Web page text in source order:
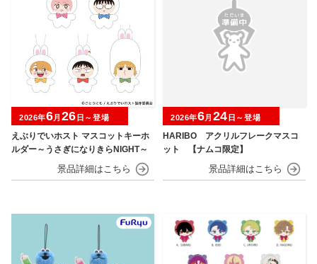
えぶりでいホスト マスコットキーホ
ルダー～うさぎになりきらNIGHT～
2026年6月 26 日～登場
HARIBO アクリルフレークマスコ
ット 【ナムコ限定】
2026年6月 24 日～登場